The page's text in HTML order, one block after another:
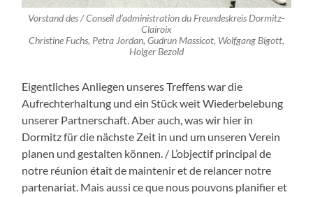
Vorstand des / Conseil d’administration du Freundeskreis Dormitz-
Clairoix
Christine Fuchs, Petra Jordan, Gudrun Massicot, Wolfgang Bigott,
Holger Bezold
Eigentliches Anliegen unseres Treffens war die
Aufrechterhaltung und ein Stück weit Wiederbelebung
unserer Partnerschaft. Aber auch, was wir hier in
Dormitz für die nächste Zeit in und um unseren Verein
planen und gestalten können. / L’objectif principal de
notre réunion était de maintenir et de relancer notre
partenariat. Mais aussi ce que nous pouvons planifier et